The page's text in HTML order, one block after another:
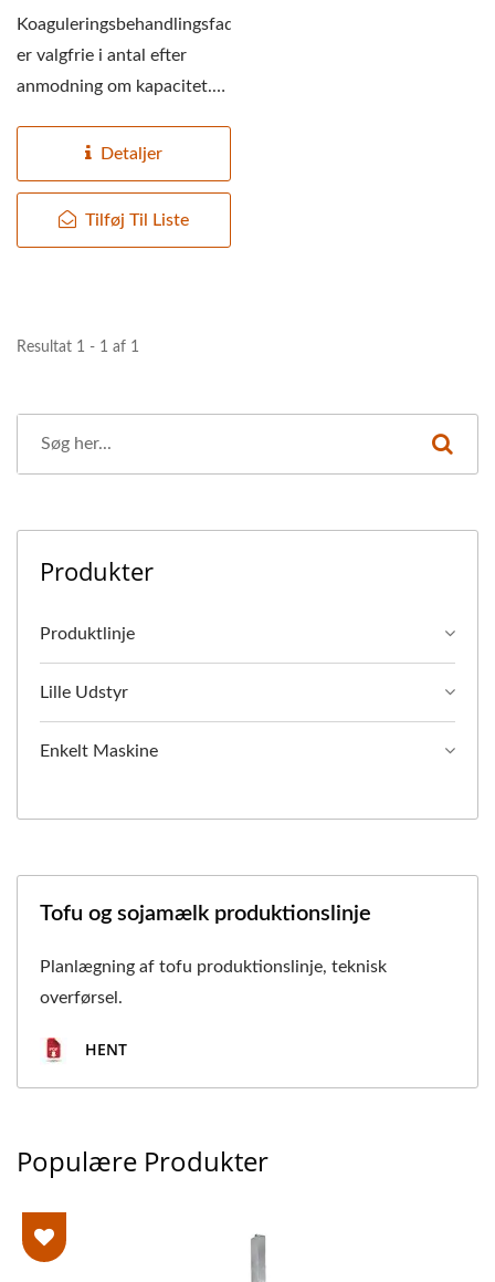
Koaguleringsbehandlingsfade
er valgfrie i antal efter
anmodning om kapacitet.
Detaljer
Tilføj Til Liste
Resultat 1 - 1 af 1
Produkter
Produktlinje
Lille Udstyr
Enkelt Maskine
Tofu og sojamælk produktionslinje
Planlægning af tofu produktionslinje, teknisk
overførsel.
HENT
Populære Produkter